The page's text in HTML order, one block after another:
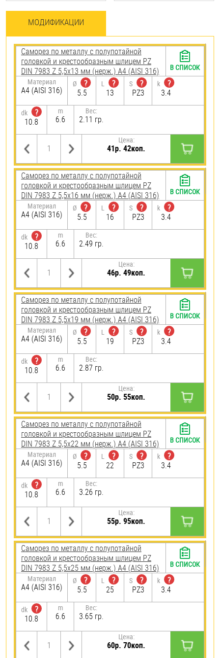
МОДИФИКАЦИИ
Саморез по металлу с полупотайной
головкой и крестообразным шлицем PZ
DIN 7983 Z 5,5х13 мм (нерж.) A4 (AISI 316)
Материал
A4 (AISI 316)
Ø
?
5.5
L
?
13
S
?
PZ3
k
?
3.4
dk
?
10.8
m
6.6
Вес:
2.11 гр.
Цена:
41р. 42коп.
В СПИСОК
Саморез по металлу с полупотайной
головкой и крестообразным шлицем PZ
DIN 7983 Z 5,5х16 мм (нерж.) A4 (AISI 316)
Материал
A4 (AISI 316)
Ø
?
5.5
L
?
16
S
?
PZ3
k
?
3.4
dk
?
10.8
m
6.6
Вес:
2.49 гр.
Цена:
46р. 49коп.
В СПИСОК
Саморез по металлу с полупотайной
головкой и крестообразным шлицем PZ
DIN 7983 Z 5,5х19 мм (нерж.) A4 (AISI 316)
Материал
A4 (AISI 316)
Ø
?
5.5
L
?
19
S
?
PZ3
k
?
3.4
dk
?
10.8
m
6.6
Вес:
2.87 гр.
Цена:
50р. 55коп.
В СПИСОК
Саморез по металлу с полупотайной
головкой и крестообразным шлицем PZ
DIN 7983 Z 5,5х22 мм (нерж.) A4 (AISI 316)
Материал
A4 (AISI 316)
Ø
?
5.5
L
?
22
S
?
PZ3
k
?
3.4
dk
?
10.8
m
6.6
Вес:
3.26 гр.
Цена:
55р. 95коп.
В СПИСОК
Саморез по металлу с полупотайной
головкой и крестообразным шлицем PZ
DIN 7983 Z 5,5х25 мм (нерж.) A4 (AISI 316)
Материал
A4 (AISI 316)
Ø
?
5.5
L
?
25
S
?
PZ3
k
?
3.4
dk
?
10.8
m
6.6
Вес:
3.65 гр.
Цена:
60р. 70коп.
В СПИСОК